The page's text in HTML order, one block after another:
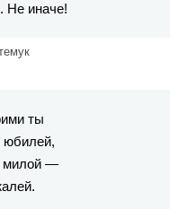
Не иначе!
ты
юбилей,
милой —